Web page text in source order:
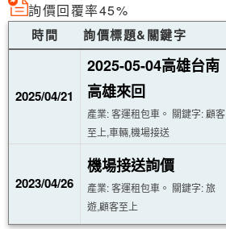
詢價回覆率45%
時間 詢價標題&關鍵字
2025/04/21
2025-05-04高雄台南
高雄來回
產業: 客運租包車。 關鍵字: 顧客
至上,車輛,機場接送
2023/04/26
機場接送詢價
產業: 客運租包車。 關鍵字: 旅
遊,顧客至上